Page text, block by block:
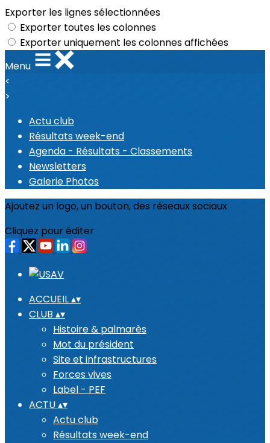
Exporter les lignes sélectionnées
Exporter toutes les colonnes
Exporter uniquement les colonnes affichées
Menu
<
>
Actu club
Résultats week-end
Agenda - Résultats - Classements
Newsletters
Galerie Photos
Ajoutez un logo, un bouton, des réseaux sociaux
Cliquez pour éditer
ACCUEIL▴▾
CLUB ▴▾
Histoire & palmarès
Mot du président
Site et infrastructures
Forces vives
Label - PEF
ACTU▴▾
Actu club
Résultats week-end